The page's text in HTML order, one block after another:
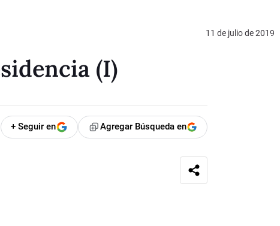
11 de julio de 2019
(I)
+ Seguir en Agregar Búsqueda en